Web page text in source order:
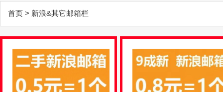
首页 > 新浪&其它邮箱栏